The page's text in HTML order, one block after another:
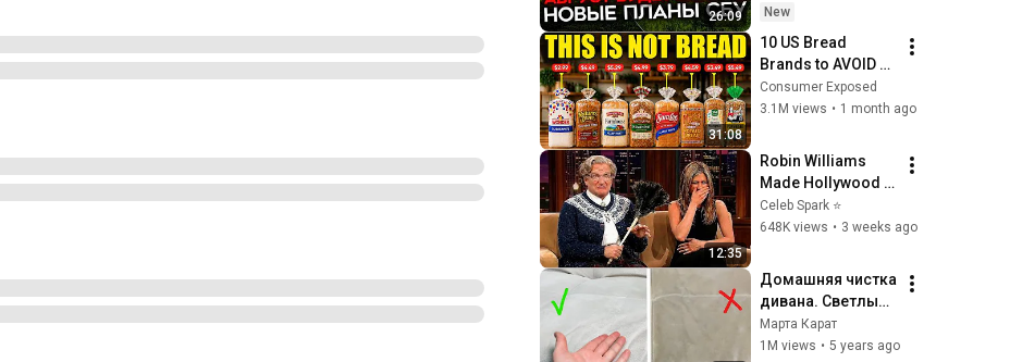
26:09
начинается
New
31:08
10 US Bread
Brands to AVOID
and 3 That Are
Actually Safe
Consumer Exposed
3.1M views • 1 month ago
12:35
Robin Williams
Made Hollywood
Stars Lose Control
and Go Off-Script
Celeb Spark ⭐
648K views • 3 weeks ago
Домашняя чистка
дивана. Светлый
диван как новый
без помощи
Марта Карат
1M views • 5 years ago